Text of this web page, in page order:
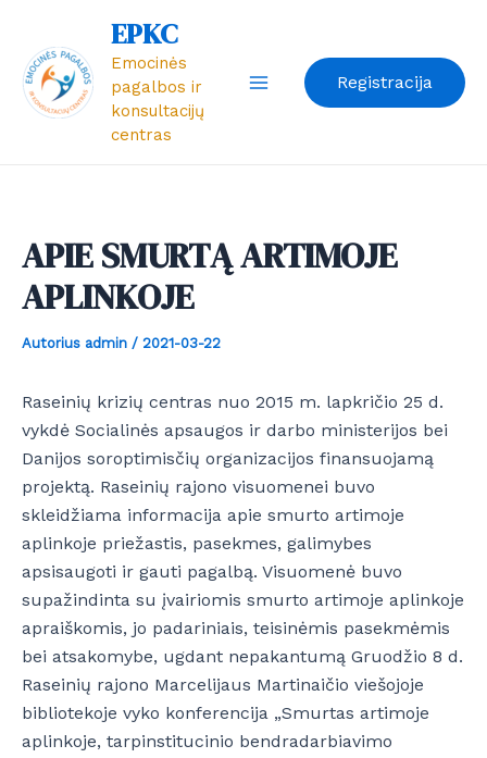
turinio
EPKC
Emocinės
pagalbos ir
konsultacijų
centras
Menu
Registracija
APIE SMURTĄ ARTIMOJE
APLINKOJE
Autorius admin / 2021-03-22
Raseinių krizių centras nuo 2015 m. lapkričio 25 d.
vykdė Socialinės apsaugos ir darbo ministerijos bei
Danijos soroptimisčių organizacijos finansuojamą
projektą. Raseinių rajono visuomenei buvo
skleidžiama informacija apie smurto artimoje
aplinkoje priežastis, pasekmes, galimybes
apsisaugoti ir gauti pagalbą. Visuomenė buvo
supažindinta su įvairiomis smurto artimoje aplinkoje
apraiškomis, jo padariniais, teisinėmis pasekmėmis
bei atsakomybe, ugdant nepakantumą Gruodžio 8 d.
Raseinių rajono Marcelijaus Martinaičio viešojoje
bibliotekoje vyko konferencija „Smurtas artimoje
aplinkoje, tarpinstitucinio bendradarbiavimo